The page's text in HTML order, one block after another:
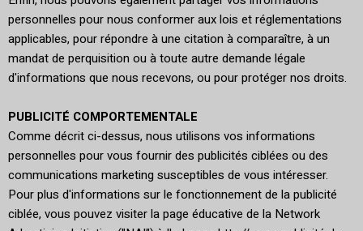
personnelles pour nous conformer aux lois et réglementations
applicables, pour répondre à une citation à comparaître, à un
mandat de perquisition ou à toute autre demande légale
d'informations que nous recevons, ou pour protéger nos droits.
PUBLICITÉ COMPORTEMENTALE
Comme décrit ci-dessus, nous utilisons vos informations
personnelles pour vous fournir des publicités ciblées ou des
communications marketing susceptibles de vous intéresser.
Pour plus d'informations sur le fonctionnement de la publicité
ciblée, vous pouvez visiter la page éducative de la Network